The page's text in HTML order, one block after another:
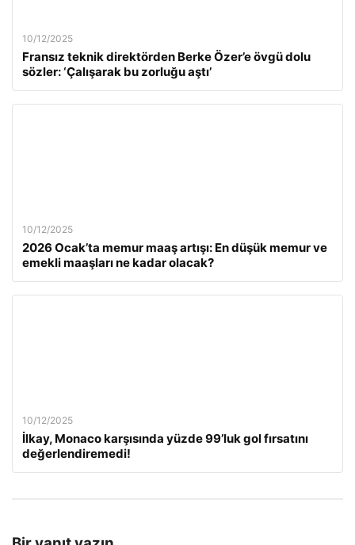
10/12/2025
Fransız teknik direktörden Berke Özer’e övgü dolu
sözler: ‘Çalışarak bu zorluğu aştı’
10/12/2025
2026 Ocak’ta memur maaş artışı: En düşük memur ve
emekli maaşları ne kadar olacak?
10/12/2025
İlkay, Monaco karşısında yüzde 99’luk gol fırsatını
değerlendiremedi!